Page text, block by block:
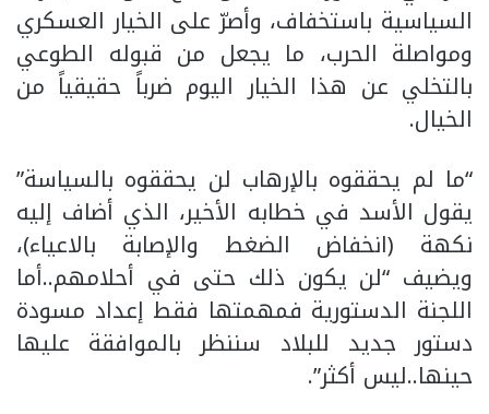
السياسية باستخفاف، وأصرّ على الخيار العسكري
ومواصلة الحرب، ما يجعل من قبوله الطوعي
بالتخلي عن هذا الخيار اليوم ضرباً حقيقياً من
الخيال.
“ما لم يحققوه بالإرهاب لن يحققوه بالسياسة”
يقول الأسد في خطابه الأخير، الذي أضاف إليه
نكهة (انخفاض الضغط والإصابة بالاعياء)،
ويضيف “لن يكون ذلك حتى في أحلامهم..أما
اللجنة الدستورية فمهمتها فقط إعداد مسودة
دستور جديد للبلاد سننظر بالموافقة عليها
حينها..ليس أكثر”.